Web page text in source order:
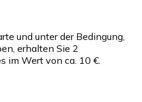
und unter der Bedingung,
erhalten Sie 2
im Wert von ca. 10 €.